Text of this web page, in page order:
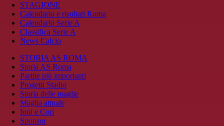
STAGIONE
Calendario e risultati Roma
Calendario Serie A
Classifica Serie A
News Calcio
STORIA AS ROMA
Storia AS Roma
Partite più importanti
Progetti Stadio
Storia delle maglie
Maglia attuale
Inni e Cori
Sponsor